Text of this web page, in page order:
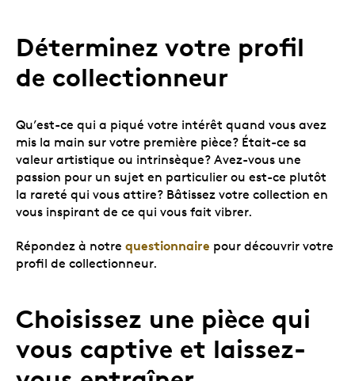
Déterminez votre profil
de collectionneur
Qu’est-ce qui a piqué votre intérêt quand vous avez
mis la main sur votre première pièce? Était-ce sa
valeur artistique ou intrinsèque? Avez-vous une
passion pour un sujet en particulier ou est-ce plutôt
la rareté qui vous attire? Bâtissez votre collection en
vous inspirant de ce qui vous fait vibrer.
Répondez à notre questionnaire pour découvrir votre
profil de collectionneur.
Choisissez une pièce qui
vous captive et laissez-